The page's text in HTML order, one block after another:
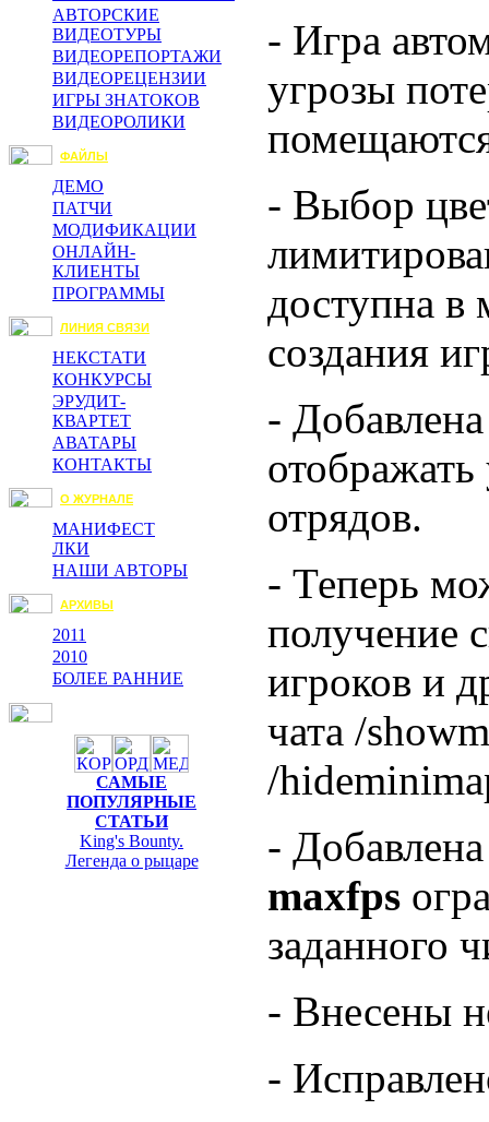
АВТОРСКИЕ
ВИДЕОТУРЫ
ВИДЕОРЕПОРТАЖИ
ВИДЕОРЕЦЕНЗИИ
ИГРЫ ЗНАТОКОВ
ВИДЕОРОЛИКИ
ФАЙЛЫ
ДЕМО
ПАТЧИ
МОДИФИКАЦИИ
ОНЛАЙН-
КЛИЕНТЫ
ПРОГРАММЫ
ЛИНИЯ СВЯЗИ
НЕКСТАТИ
КОНКУРСЫ
ЭРУДИТ-
КВАРТЕТ
АВАТАРЫ
КОНТАКТЫ
О ЖУРНАЛЕ
МАНИФЕСТ
ЛКИ
НАШИ АВТОРЫ
АРХИВЫ
2011
2010
БОЛЕЕ РАННИЕ
САМЫЕ
ПОПУЛЯРНЫЕ
СТАТЬИ
King's Bounty.
Легенда о рыцаре
- Игра
угрозы
- Выбор
доступна в
создания
-
отрядов.
- Теперь
получение
игроков и
чата /
/
-
maxfps
заданного
- Внесены
-